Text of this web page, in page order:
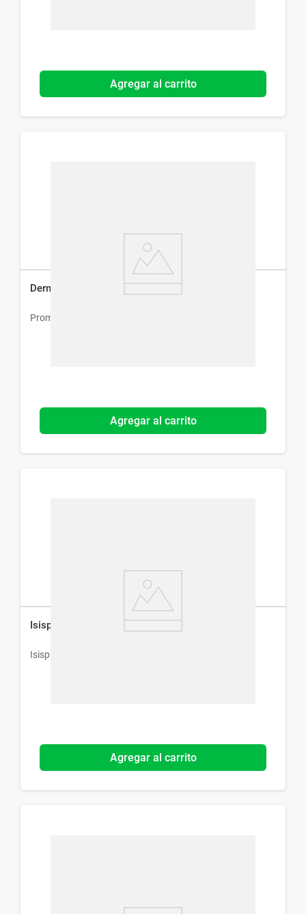
Agregar al carrito
Dermisept Solución x 500 ml
Promofarma
Agregar al carrito
Isispharma Secalia Ato Showercream x 200 ml
Isispharma
Agregar al carrito